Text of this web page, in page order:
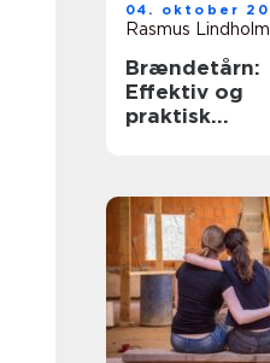
04. oktober
Rasmus Lindholm
Brændetårn:
Effektiv og
praktisk